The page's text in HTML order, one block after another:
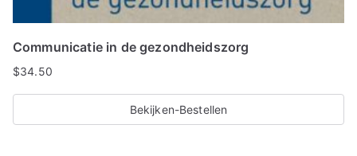
Communicatie in de gezondheidszorg
$34.50
Bekijken-Bestellen